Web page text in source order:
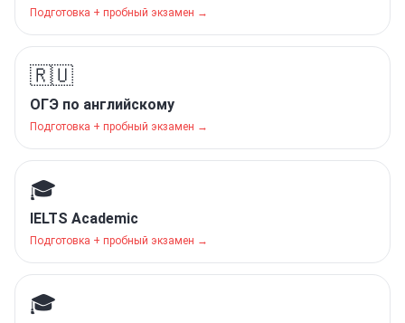
Подготовка + пробный экзамен →
🇷🇺
ОГЭ по английскому
Подготовка + пробный экзамен →
🎓
IELTS Academic
Подготовка + пробный экзамен →
🎓